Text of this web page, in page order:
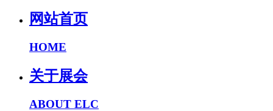
网站首页
HOME
关于展会
ABOUT ELC